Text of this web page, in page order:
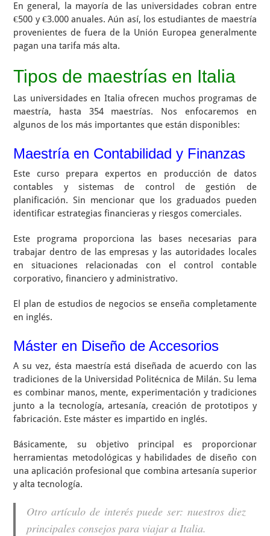
En general, la mayoría de las universidades cobran entre
€500 y €3.000 anuales. Aún así, los estudiantes de maestría
provenientes de fuera de la Unión Europea generalmente
pagan una tarifa más alta.
Tipos de maestrías en Italia
Las universidades en Italia ofrecen muchos programas de
maestría, hasta 354 maestrías. Nos enfocaremos en
algunos de los más importantes que están disponibles:
Maestría en Contabilidad y Finanzas
Este curso prepara expertos en producción de datos
contables y sistemas de control de gestión de
planificación. Sin mencionar que los graduados pueden
identificar estrategias financieras y riesgos comerciales.
Este programa proporciona las bases necesarias para
trabajar dentro de las empresas y las autoridades locales
en situaciones relacionadas con el control contable
corporativo, financiero y administrativo.
El plan de estudios de negocios se enseña completamente
en inglés.
Máster en Diseño de Accesorios
A su vez, ésta maestría está diseñada de acuerdo con las
tradiciones de la Universidad Politécnica de Milán. Su lema
es combinar manos, mente, experimentación y tradiciones
junto a la tecnología, artesanía, creación de prototipos y
fabricación. Este máster es impartido en inglés.
Básicamente, su objetivo principal es proporcionar
herramientas metodológicas y habilidades de diseño con
una aplicación profesional que combina artesanía superior
y alta tecnología.
Otro artículo de interés puede ser: nuestros diez
principales consejos para viajar a Italia.